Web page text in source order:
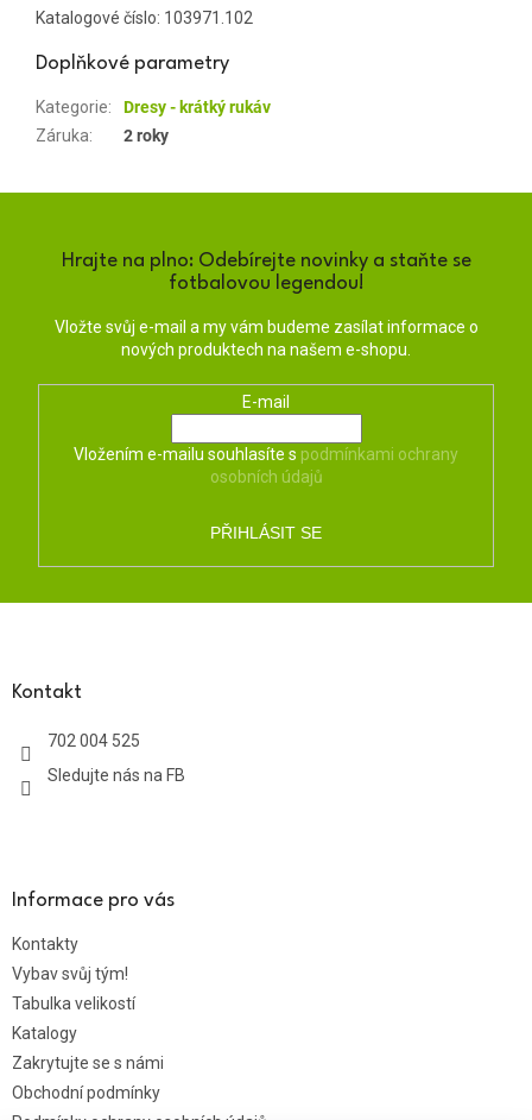
Katalogové číslo: 103971.102
Doplňkové parametry
Kategorie:
Dresy - krátký rukáv
Záruka: 2 roky
Hrajte na plno: Odebírejte novinky a staňte se
fotbalovou legendou!
Vložte svůj e-mail a my vám budeme zasílat informace o
nových produktech na našem e-shopu.
E-mail
Vložením e-mailu souhlasíte s podmínkami ochrany
osobních údajů
PŘIHLÁSIT SE
Kontakt
702 004 525
Sledujte nás na FB
Informace pro vás
Kontakty
Vybav svůj tým!
Tabulka velikostí
Katalogy
Zakrytujte se s námi
Obchodní podmínky